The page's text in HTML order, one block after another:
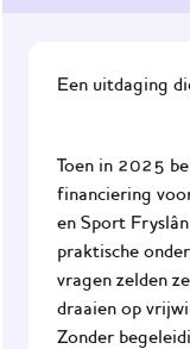
Een uitdaging
Toen in 2025
financiering
en Sport
praktische
vragen zelden
draaien op
Zonder
Impact
JOGG
ondersteuning